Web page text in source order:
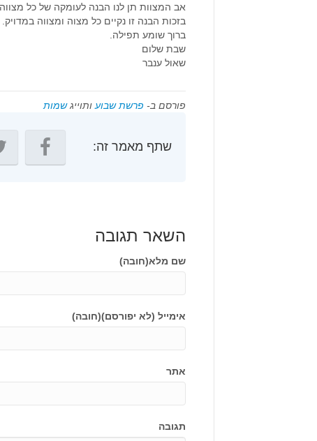
אב המצוות תן לנו הבנה לעומקה של כל מצווה
בזכות הבנה זו נקיים כל מצוה ומצווה במדויק.
ברוך שומע תפילה.
שבת שלום
שאול ענבר
פורסם ב- פרשת שבוע ותוייגשמות
שתף מאמר זה:
השאר תגובה
שם מלא(חובה)
אימייל (לא יפורסם)(חובה)
אתר
תגובה